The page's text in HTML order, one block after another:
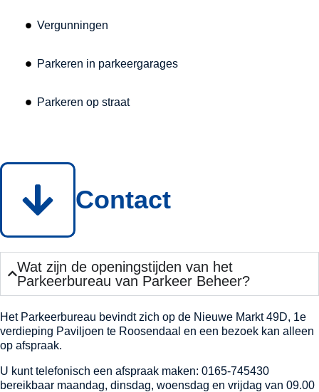
Vergunningen
Parkeren in parkeergarages
Parkeren op straat
Contact
Wat zijn de openingstijden van het
Parkeerbureau van Parkeer Beheer?
Het Parkeerbureau bevindt zich op de Nieuwe Markt 49D, 1e
verdieping Paviljoen te Roosendaal en een bezoek kan alleen
op afspraak.
U kunt telefonisch een afspraak maken: 0165-745430
bereikbaar maandag, dinsdag, woensdag en vrijdag van 09.00